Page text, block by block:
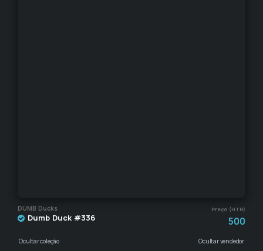
DUMB Ducks Preço (HTR)
Dumb Duck #336 500
Ocultar coleção Ocultar vendedor